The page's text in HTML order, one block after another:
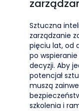
Sztuczna
zarządzanie
pięciu lat, od
po
decyzji. Aby
potencjał
muszą
szkolenia i